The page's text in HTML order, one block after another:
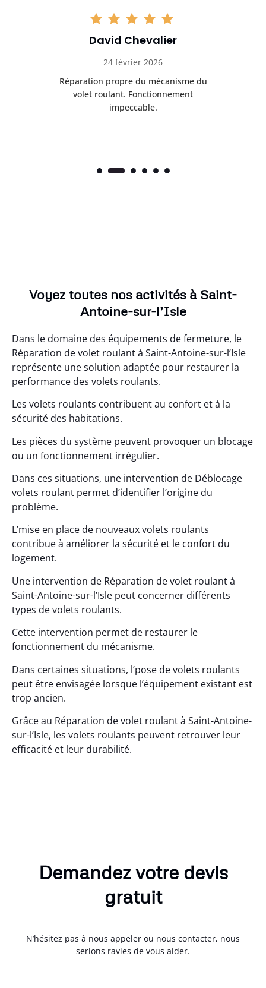
David Chevalier
24 février 2026
Réparation propre du mécanisme du
volet roulant. Fonctionnement
impeccable.
Voyez toutes nos activités à Saint-
Antoine-sur-l’Isle
Dans le domaine des équipements de fermeture, le
Réparation de volet roulant à Saint-Antoine-sur-l’Isle
représente une solution adaptée pour restaurer la
performance des volets roulants.
Les volets roulants contribuent au confort et à la
sécurité des habitations.
Les pièces du système peuvent provoquer un blocage
ou un fonctionnement irrégulier.
Dans ces situations, une intervention de Déblocage
volets roulant permet d’identifier l’origine du
problème.
L’mise en place de nouveaux volets roulants
contribue à améliorer la sécurité et le confort du
logement.
Une intervention de Réparation de volet roulant à
Saint-Antoine-sur-l’Isle peut concerner différents
types de volets roulants.
Cette intervention permet de restaurer le
fonctionnement du mécanisme.
Dans certaines situations, l’pose de volets roulants
peut être envisagée lorsque l’équipement existant est
trop ancien.
Grâce au Réparation de volet roulant à Saint-Antoine-
sur-l’Isle, les volets roulants peuvent retrouver leur
efficacité et leur durabilité.
Demandez votre devis
gratuit
N’hésitez pas à nous appeler ou nous contacter, nous
serions ravies de vous aider.